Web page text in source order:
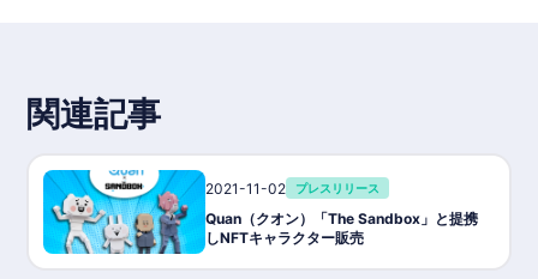
関連記事
2021-11-02 プレスリリース
Quan（クオン）「The Sandbox」と提携
しNFTキャラクター販売